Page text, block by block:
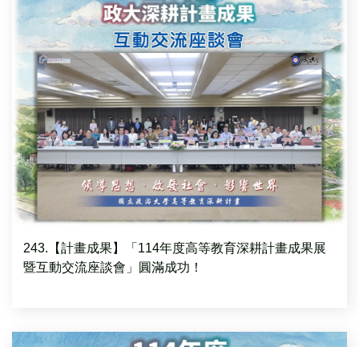
243.【計畫成果】「114年度高等教育深耕計畫成果展
暨互動交流座談會」圓滿成功！